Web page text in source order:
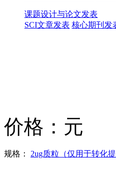
课题设计与论文发表
SCI文章发表 核心期刊发
价格： 元
规格： 2ug质粒（仅用于转化提